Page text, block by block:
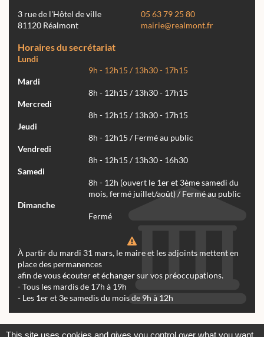
3 rue de l'Hôtel de ville
81120 Réalmont
05 63 79 25 80
mairie@realmont.fr
Horaires du secrétariat
Lundi
9h - 12h15 / 13h30 - 17h15
Mardi
8h - 12h15 / 13h30 - 17h15
Mercredi
8h - 12h15 / 13h30 - 17h15
Jeudi
8h - 12h15 / Fermé au public
Vendredi
8h - 12h15 / 13h30 - 16h30
Samedi
8h - 12h (ouvert le 1er et 3ème samedi du
mois, fermé juillet/août) / Fermé au public
Dimanche
Fermé
À partir du mardi 31 mars, le maire et les adjoints mettent en
place des permanences
afin de vous écouter et échanger sur vos préoccupations.
- Tous les mardis de 17h à 19h
- Les 1er et 3e samedis du mois de 9h à 12h
This site uses cookies and gives you control over what you want